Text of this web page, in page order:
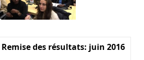
Remise des résultats: juin 2016